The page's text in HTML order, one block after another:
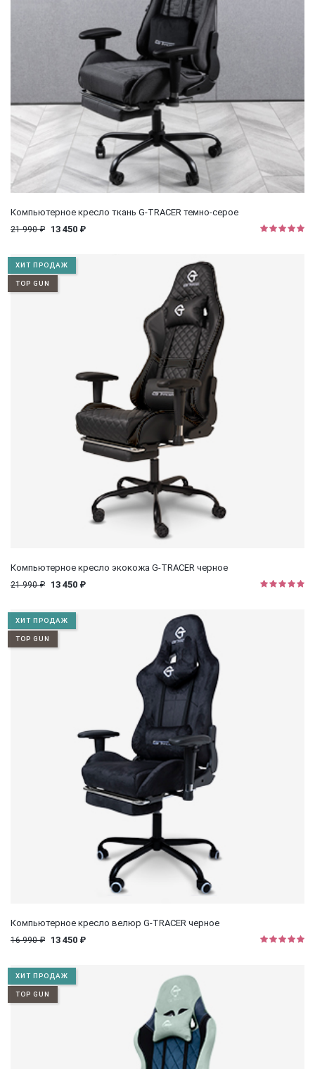
Компьютерное кресло ткань G-TRACER темно-серое
21 990 ₽ 13 450 ₽
ХИТ ПРОДАЖ
TOP GUN
Компьютерное кресло экокожа G-TRACER черное
21 990 ₽ 13 450 ₽
ХИТ ПРОДАЖ
TOP GUN
Компьютерное кресло велюр G-TRACER черное
16 990 ₽ 13 450 ₽
ХИТ ПРОДАЖ
TOP GUN